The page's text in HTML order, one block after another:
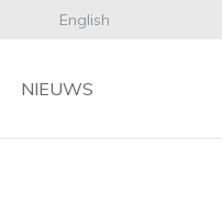
English
NIEUWS